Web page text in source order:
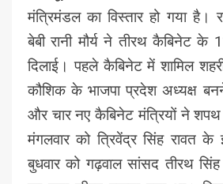
मंत्रिमंडल का विस्तार हो गया है।
बेबी रानी मौर्य ने तीरथ कैबिनेट के
दिलाई। पहले कैबिनेट में शामिल
कौशिक के भाजपा प्रदेश अध्यक्ष
और चार नए कैबिनेट मंत्रियों ने शपथ
मंगलवार को त्रिवेंद्र सिंह रावत
बुधवार को गढ़वाल सांसद तीरथ